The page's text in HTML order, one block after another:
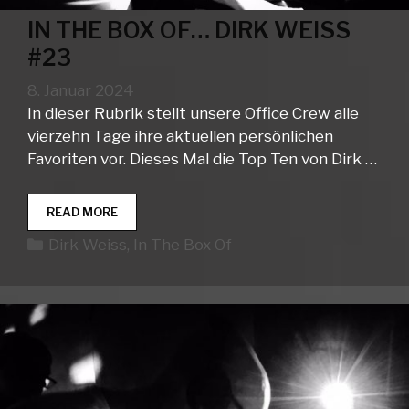
IN THE BOX OF… DIRK WEISS
#23
8. Januar 2024
In dieser Rubrik stellt unsere Office Crew alle
vierzehn Tage ihre aktuellen persönlichen
Favoriten vor. Dieses Mal die Top Ten von Dirk …
READ MOREIN
THE
BOX
Kategorien
Dirk Weiss, In The Box Of